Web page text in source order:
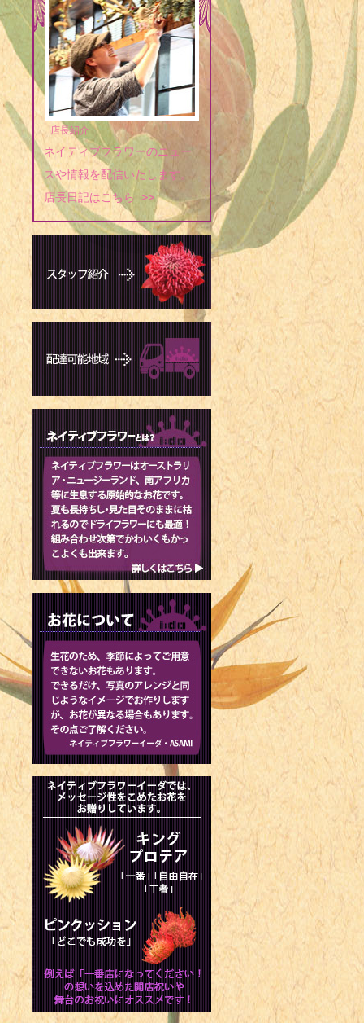
1965年 - 久
撲力士
1965年 - デ
ール選手
1967年 - 藤
1967年 - 君
1967年 - 森
タレント
1968年 - 山
1968年 - ダ
1968年 - 山
1969年 - 坪
1969年 - エ
ライター（
1970年 - 秋
1970年 - 山
1970年 - M
1971年 - 丸
スター
1971年 - ほ
1971年 - 山
1972年 - 新
1972年 - ジ
ス・ガール
1973年 - ス
技選手
1974年 - 椎
1975年 - さ
ラストレー
1975年 - ビ
1975年 -
1977年 - 山
1978年 - 彭
1979年 - 奥
1980年 - 久
1981年 - 浦
1981年 - 村
1981年 - 村
1981年 - ポ
店長紹介
ネイティブフラワーのニュー
スや情報を配信いたします。
店長日記はこちら >>